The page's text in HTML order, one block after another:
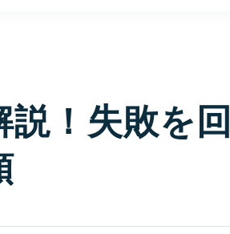
！失敗を回